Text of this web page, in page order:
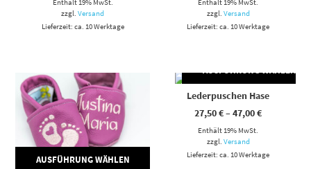
zzgl.Versand
Lieferzeit: ca. 10 Werktage
zzgl. Versand
Lieferzeit: ca. 10 Werktage
AUSFÜHRUNG WÄHLEN
Dieses Produkt weist mehrere Varianten auf. Die Optionen können auf der Produktseite gewählt werden
Dieses Produkt weist mehrere Varianten auf. Die Optionen können auf der Produktseite gewählt werden
Lederpuschen Hase
27,50€–47,00€
Enthält 19% MwSt.
zzgl. Versand
Lieferzeit: ca. 10 Werktage